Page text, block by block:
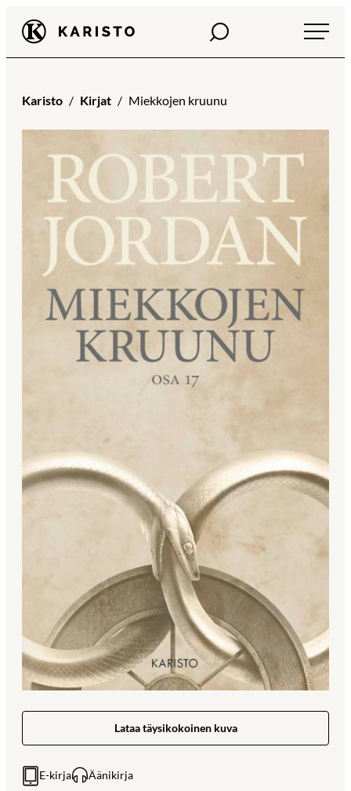
Siirry
suoraan
sisältöön
Karisto Haku
Karisto Kirjat Miekkojen kruunu
Lataa täysikokoinen kuva
E-kirja Äänikirja